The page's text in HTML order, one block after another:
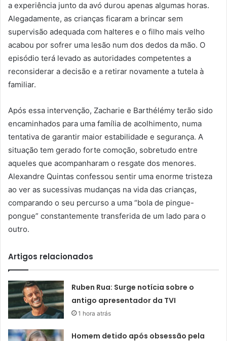
a experiência junto da avó durou apenas algumas horas.
Alegadamente, as crianças ficaram a brincar sem
supervisão adequada com halteres e o filho mais velho
acabou por sofrer uma lesão num dos dedos da mão. O
episódio terá levado as autoridades competentes a
reconsiderar a decisão e a retirar novamente a tutela à
familiar.
Após essa intervenção, Zacharie e Barthélémy terão sido
encaminhados para uma família de acolhimento, numa
tentativa de garantir maior estabilidade e segurança. A
situação tem gerado forte comoção, sobretudo entre
aqueles que acompanharam o resgate dos menores.
Alexandre Quintas confessou sentir uma enorme tristeza
ao ver as sucessivas mudanças na vida das crianças,
comparando o seu percurso a uma “bola de pingue-
pongue” constantemente transferida de um lado para o
outro.
Artigos relacionados
Ruben Rua: Surge notícia sobre o
antigo apresentador da TVI
1 hora atrás
Homem detido após obsessão pela